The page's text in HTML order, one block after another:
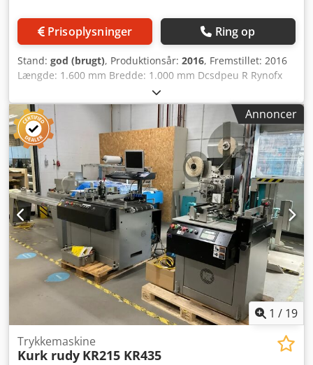
Prisoplysninger Ring op
Stand: god (brugt), Produktionsår: 2016, Fremstillet: 2016
Længde: 1.600 mm Bredde: 1.000 mm Dcsdpeu R Rynofx
Annoncer
1 / 19
Trykkemaskine
Kurk rudy KR215 KR435